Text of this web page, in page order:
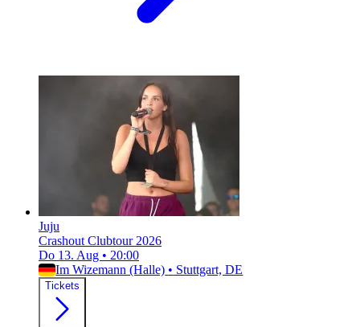
Juju
Crashout Clubtour 2026
Do 13. Aug • 20:00
Im Wizemann (Halle) • Stuttgart, DE
Tickets